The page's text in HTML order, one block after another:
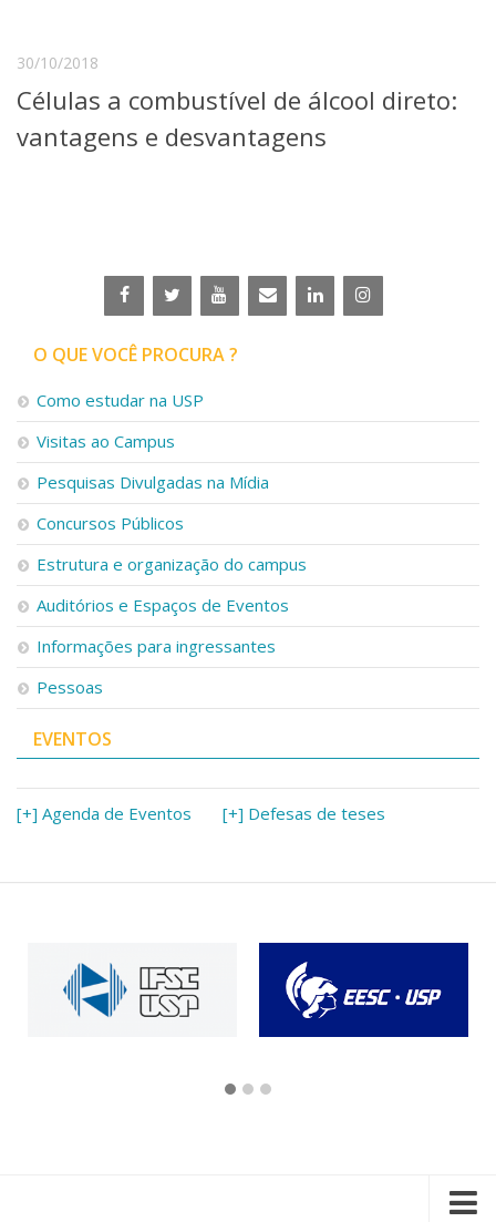
30/10/2018
Células a combustível de álcool direto:
vantagens e desvantagens
O QUE VOCÊ PROCURA ?
Como estudar na USP
Visitas ao Campus
Pesquisas Divulgadas na Mídia
Concursos Públicos
Estrutura e organização do campus
Auditórios e Espaços de Eventos
Informações para ingressantes
Pessoas
EVENTOS
[+] Agenda de Eventos [+] Defesas de teses